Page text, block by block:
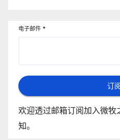
电子邮件 *
订
欢迎透过邮箱订阅加入微牧
知。